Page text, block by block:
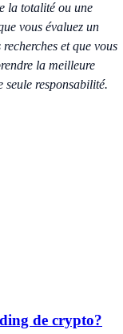
la totalité ou une
vous évaluez un
et que vous
la meilleure
seule responsabilité.
de crypto?